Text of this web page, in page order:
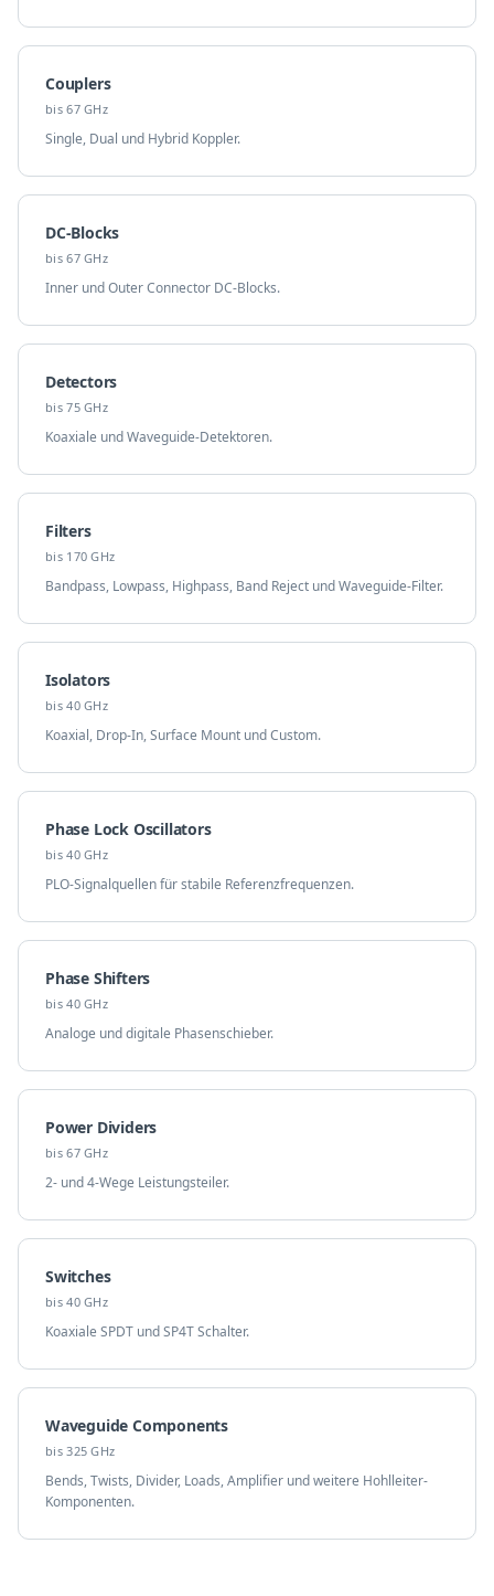
Couplers
bis 67 GHz
Single, Dual und Hybrid Koppler.
DC-Blocks
bis 67 GHz
Inner und Outer Connector DC-Blocks.
Detectors
bis 75 GHz
Koaxiale und Waveguide-Detektoren.
Filters
bis 170 GHz
Bandpass, Lowpass, Highpass, Band Reject und Waveguide-Filter.
Isolators
bis 40 GHz
Koaxial, Drop-In, Surface Mount und Custom.
Phase Lock Oscillators
bis 40 GHz
PLO-Signalquellen für stabile Referenzfrequenzen.
Phase Shifters
bis 40 GHz
Analoge und digitale Phasenschieber.
Power Dividers
bis 67 GHz
2- und 4-Wege Leistungsteiler.
Switches
bis 40 GHz
Koaxiale SPDT und SP4T Schalter.
Waveguide Components
bis 325 GHz
Bends, Twists, Divider, Loads, Amplifier und weitere Hohlleiter-
Komponenten.